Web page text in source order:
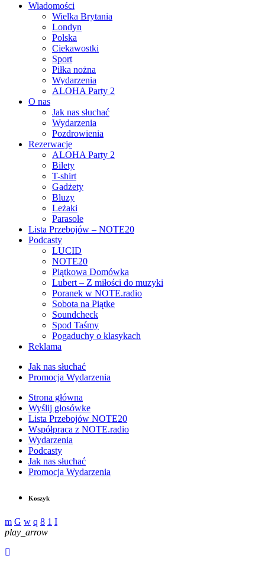
Wiadomości
Wielka Brytania
Londyn
Polska
Ciekawostki
Sport
Piłka nożna
Wydarzenia
ALOHA Party 2
O nas
Jak nas słuchać
Wydarzenia
Pozdrowienia
Rezerwacje
ALOHA Party 2
Bilety
T-shirt
Gadżety
Bluzy
Leżaki
Parasole
Lista Przebojów – NOTE20
Podcasty
LUCID
NOTE20
Piątkowa Domówka
Lubert – Z miłości do muzyki
Poranek w NOTE.radio
Sobota na Piątke
Soundcheck
Spod Taśmy
Pogaduchy o klasykach
Reklama
Jak nas słuchać
Promocja Wydarzenia
Strona główna
Wyślij głosówke
Lista Przebojów NOTE20
Współpraca z NOTE.radio
Wydarzenia
Podcasty
Jak nas słuchać
Promocja Wydarzenia
Koszyk
play_arrow